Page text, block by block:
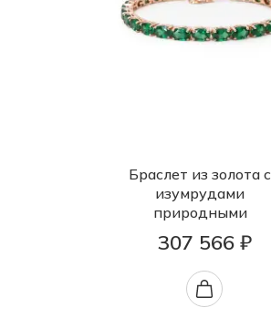
Браслет из золота с
изумрудами
природными
307 566 ₽